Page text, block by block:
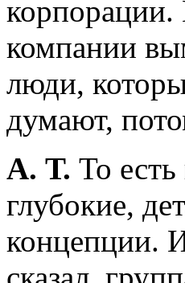
корпорации.
компании
люди,
думают,
А. Т. То есть
глубокие,
концепции.